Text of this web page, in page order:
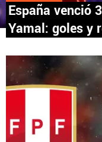
España venció
Yamal: goles y